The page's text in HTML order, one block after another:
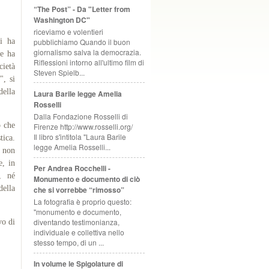
ha
ha
si
che
in
né
di
“The Post” - Da "Letter from
Washington DC"
riceviamo e volentieri
pubblichiamo Quando il buon
giornalismo salva la democrazia.
Riflessioni intorno all'ultimo film di
Steven Spielb...
Laura Barile legge Amelia
Rosselli
Dalla Fondazione Rosselli di
Firenze http://www.rosselli.org/
Il libro s'intitola "Laura Barile
legge Amelia Rosselli...
Per Andrea Rocchelli -
Monumento e documento di ciò
che si vorrebbe “rimosso”
La fotografia è proprio questo:
"monumento e documento,
diventando testimonianza,
individuale e collettiva nello
stesso tempo, di un ...
In volume le Spigolature di